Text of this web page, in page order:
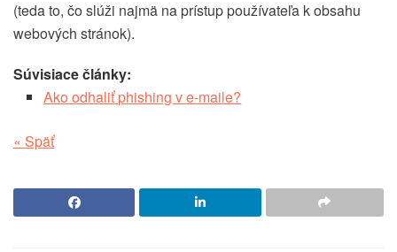
(teda to, čo slúži najmä na prístup používateľa k obsahu
webových stránok).
Súvisiace články:
Ako odhaliť phishing v e-maile?
« Späť